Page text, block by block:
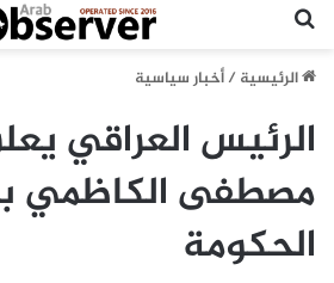
الرئيسية/أخبار سياسية
الرئيس العراقي
مصطفى الكاظمي
الحكومة